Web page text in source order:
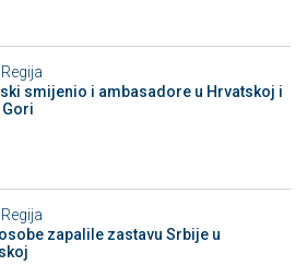
Regija
smijenio i ambasadore u Hrvatskoj i
Regija
zapalile zastavu Srbije u